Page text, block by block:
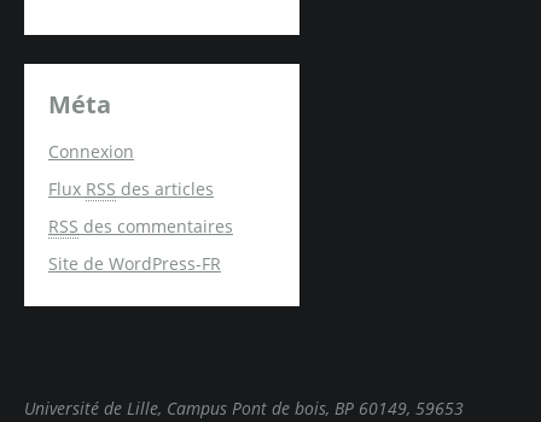
Méta
Connexion
Flux RSS des articles
RSS des commentaires
Site de WordPress-FR
Université de Lille, Campus Pont de bois, BP 60149, 59653